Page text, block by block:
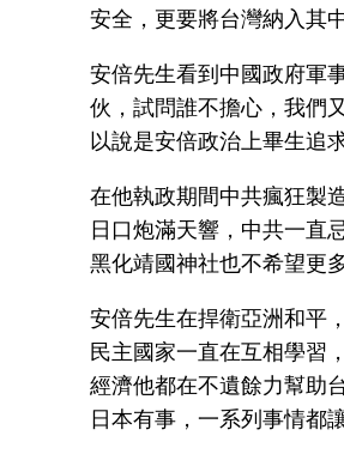
安全，更要將台灣納入其
安倍先生看到中國政府軍
伙，試問誰不擔心，我們
以說是安倍政治上畢生追
在他執政期間中共瘋狂製
日口炮滿天響，中共一直
黑化靖國神社也不希望更
安倍先生在捍衛亞洲和平
民主國家一直在互相學習
經濟他都在不遺餘力幫助
日本有事，一系列事情都